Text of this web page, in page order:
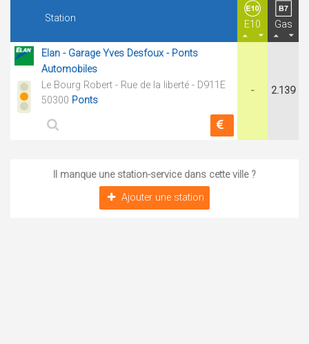
Station
E10 Gas
Elan - Garage Yves Desfoux - Ponts
Automobiles
Le Bourg Robert - Rue de la liberté - D911E
50300 Ponts
- 2.139
Il manque une station-service dans cette ville ?
Ajouter une station